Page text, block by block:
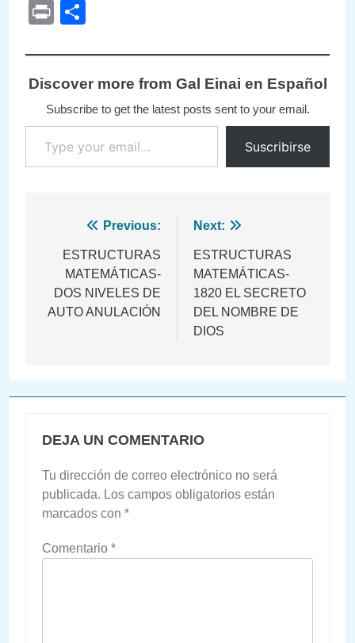
Print
Discover more from Gal Einai en Español
Subscribe to get the latest posts sent to your email.
Type your email…
Suscribirse
Navegación
entradas
Previous:
ESTRUCTURAS
MATEMÁTICAS-
DOS NIVELES DE
AUTO ANULACIÓN
Next:
ESTRUCTURAS
MATEMÁTICAS-
1820 EL SECRETO
DEL NOMBRE DE
DIOS
DEJA UN COMENTARIO
Tu dirección de correo electrónico no será
publicada. Los campos obligatorios están
marcados con *
Comentario *